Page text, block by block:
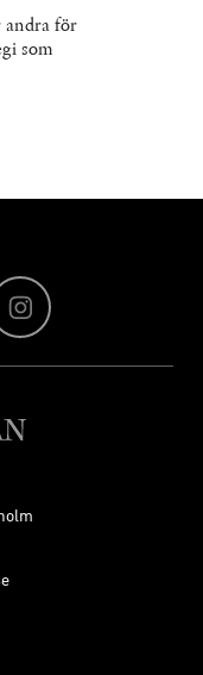
andra för
som